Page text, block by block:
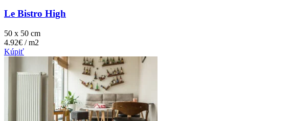
Le Bistro High
50 x 50 cm
4.92€ / m2
Kúpiť